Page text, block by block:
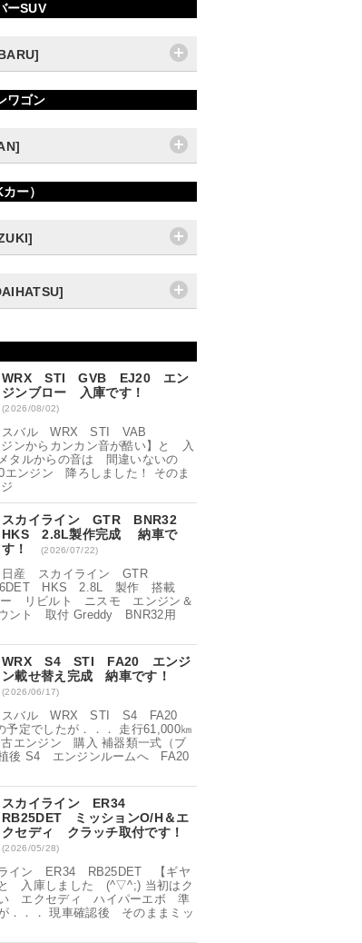
ーSUV
ワゴン
ー）
WRX STI GVB EJ20 エン
ジンブロー 入庫です！
(2026/08/02)
スバル WRX STI VAB
ンからカンカン音が酷い】と 入
タルからの音は 間違いないの
エンジン 降ろしました！ そのま
スカイライン GTR BNR32
HKS 2.8L製作完成 納車で
す！
(2026/07/22)
日産 スカイライン GTR
HKS 2.8L 製作 搭載
ー リビルト ニスモ エンジン＆
ウント 取付 Greddy BNR32用
WRX S4 STI FA20 エンジ
ン載せ替え完成 納車です！
(2026/06/17)
スバル WRX STI S4 FA20
予定でしたが．．． 走行61,000㎞
エンジン 購入 補器類一式（ブ
後 S4 エンジンルームへ FA20
スカイライン ER34
RB25DET ミッションO/H＆エ
クセディ クラッチ取付です！
(2026/05/28)
イン ER34 RB25DET 【ギヤ
と 入庫しました (^▽^;) 当初はク
い エクセディ ハイパーエボ 準
．．． 現車確認後 そのままミッ